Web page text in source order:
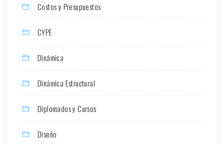
Costos y Presupuestos
CYPE
Dinámica
Dinámica Estructural
Diplomados y Cursos
Diseño